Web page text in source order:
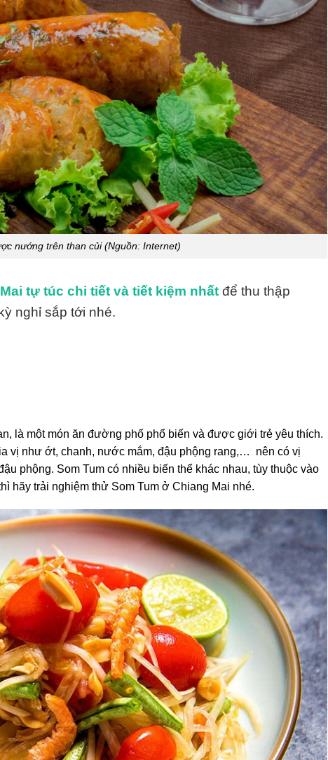
nướng trên than củi (Nguồn: Internet)
tự túc chi tiết và tiết kiệm nhất để thu thập
nghỉ sắp tới nhé.
là một món ăn đường phố phổ biến và được giới trẻ yêu thích.
vị như ớt, chanh, nước mắm, đậu phộng rang,… nên có vị
phộng. Som Tum có nhiều biến thể khác nhau, tùy thuộc vào
hãy trải nghiệm thử Som Tum ở Chiang Mai nhé.